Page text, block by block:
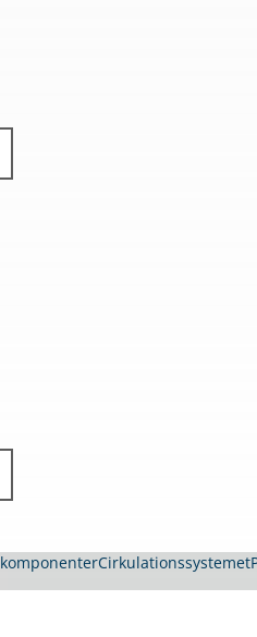
Cirkulationssystemet